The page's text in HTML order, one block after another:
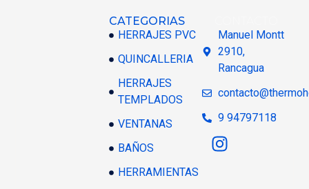
CATEGORIAS
HERRAJES PVC
QUINCALLERIA
HERRAJES
TEMPLADOS
VENTANAS
BAÑOS
HERRAMIENTAS
Manuel Montt
2910,
Rancagua
9 94797118